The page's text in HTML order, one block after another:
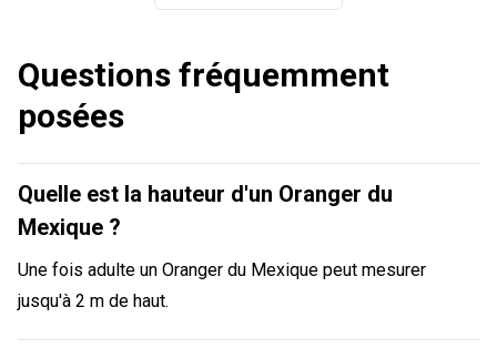
Questions fréquemment
posées
Quelle est la hauteur d'un Oranger du
Mexique ?
Une fois adulte un Oranger du Mexique peut mesurer
jusqu'à 2 m de haut.